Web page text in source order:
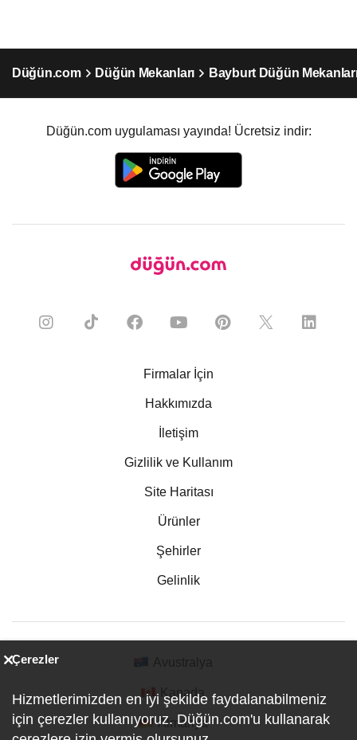
Düğün.com Düğün Mekanları Bayburt Düğün
Düğün.com uygulaması yayında! Ücretsiz indir:
Firmalar İçin
Hakkımızda
İletişim
Gizlilik ve Kullanım
Site Haritası
Ürünler
Şehirler
Gelinlik
Kanada
Almanya
Çerezler
Hizmetlerimizden en iyi şekilde faydalanabilmeniz
için çerezler kullanıyoruz. Düğün.com'u kullanarak